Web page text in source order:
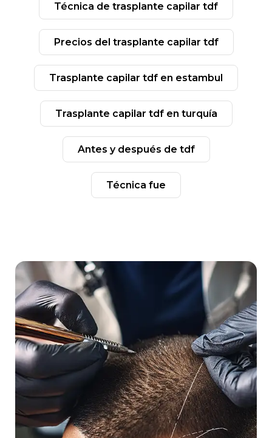
técnica de trasplante capilar tdf
precios del trasplante capilar tdf
trasplante capilar tdf en estambul
trasplante capilar tdf en turquía
antes y después de tdf
técnica fue